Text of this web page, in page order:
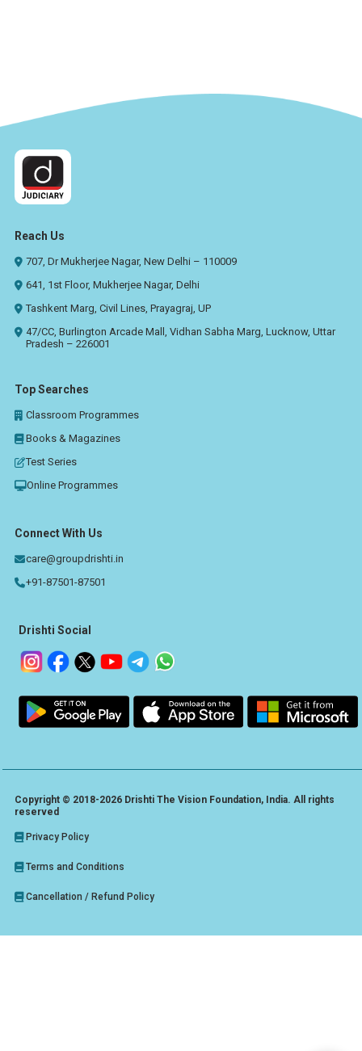
Reach Us
707, Dr Mukherjee Nagar, New Delhi – 110009
641, 1st Floor, Mukherjee Nagar, Delhi
Tashkent Marg, Civil Lines, Prayagraj, UP
47/CC, Burlington Arcade Mall, Vidhan Sabha Marg, Lucknow, Uttar
Pradesh – 226001
Top Searches
Classroom Programmes
Books & Magazines
Test Series
Online Programmes
Connect With Us
care@groupdrishti.in
+91-87501-87501
Drishti Social
Copyright © 2018-2026 Drishti The Vision Foundation, India. All rights
reserved
Privacy Policy
Terms and Conditions
Cancellation / Refund Policy